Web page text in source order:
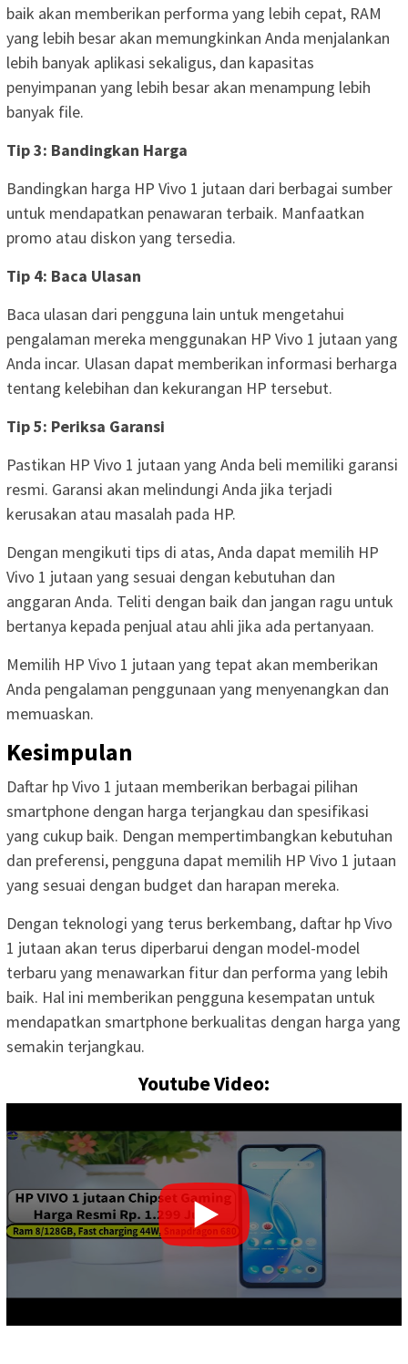
baik akan memberikan performa yang lebih cepat, RAM
yang lebih besar akan memungkinkan Anda menjalankan
lebih banyak aplikasi sekaligus, dan kapasitas
penyimpanan yang lebih besar akan menampung lebih
banyak file.
Tip 3: Bandingkan Harga
Bandingkan harga HP Vivo 1 jutaan dari berbagai sumber
untuk mendapatkan penawaran terbaik. Manfaatkan
promo atau diskon yang tersedia.
Tip 4: Baca Ulasan
Baca ulasan dari pengguna lain untuk mengetahui
pengalaman mereka menggunakan HP Vivo 1 jutaan yang
Anda incar. Ulasan dapat memberikan informasi berharga
tentang kelebihan dan kekurangan HP tersebut.
Tip 5: Periksa Garansi
Pastikan HP Vivo 1 jutaan yang Anda beli memiliki garansi
resmi. Garansi akan melindungi Anda jika terjadi
kerusakan atau masalah pada HP.
Dengan mengikuti tips di atas, Anda dapat memilih HP
Vivo 1 jutaan yang sesuai dengan kebutuhan dan
anggaran Anda. Teliti dengan baik dan jangan ragu untuk
bertanya kepada penjual atau ahli jika ada pertanyaan.
Memilih HP Vivo 1 jutaan yang tepat akan memberikan
Anda pengalaman penggunaan yang menyenangkan dan
memuaskan.
Kesimpulan
Daftar hp Vivo 1 jutaan memberikan berbagai pilihan
smartphone dengan harga terjangkau dan spesifikasi
yang cukup baik. Dengan mempertimbangkan kebutuhan
dan preferensi, pengguna dapat memilih HP Vivo 1 jutaan
yang sesuai dengan budget dan harapan mereka.
Dengan teknologi yang terus berkembang, daftar hp Vivo
1 jutaan akan terus diperbarui dengan model-model
terbaru yang menawarkan fitur dan performa yang lebih
baik. Hal ini memberikan pengguna kesempatan untuk
mendapatkan smartphone berkualitas dengan harga yang
semakin terjangkau.
Youtube Video: